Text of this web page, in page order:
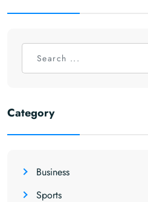
Category
Business
Sports